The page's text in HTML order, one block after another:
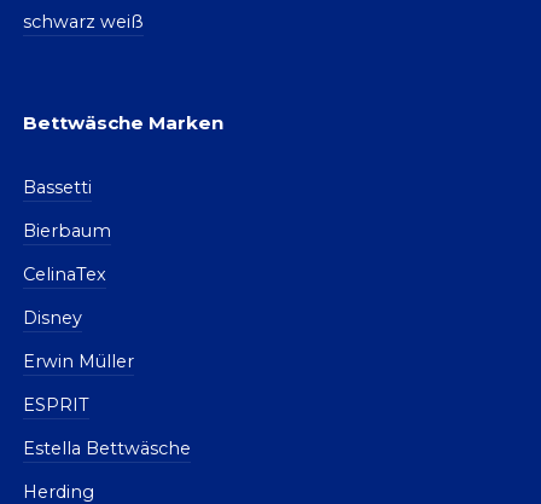
schwarz weiß
Bettwäsche Marken
Bassetti
Bierbaum
CelinaTex
Disney
Erwin Müller
ESPRIT
Estella Bettwäsche
Herding